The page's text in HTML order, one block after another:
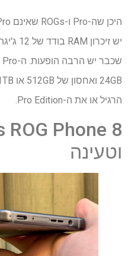
הרגיל או את ה-Pro Edition.
וטעינה